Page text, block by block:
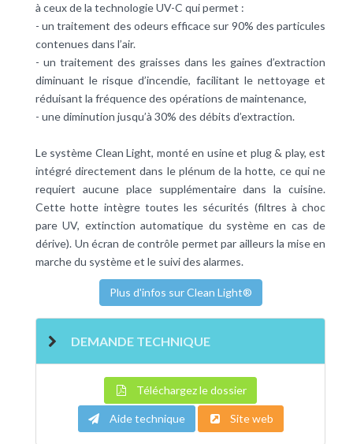
à ceux de la technologie UV-C qui permet :
- un traitement des odeurs efficace sur 90% des particules
contenues dans l’air.
- un traitement des graisses dans les gaines d’extraction
diminuant le risque d’incendie, facilitant le nettoyage et
réduisant la fréquence des opérations de maintenance,
- une diminution jusqu’à 30% des débits d’extraction.
Le système Clean Light, monté en usine et plug & play, est
intégré directement dans le plénum de la hotte, ce qui ne
requiert aucune place supplémentaire dans la cuisine.
Cette hotte intègre toutes les sécurités (filtres à choc
pare UV, extinction automatique du système en cas de
dérive). Un écran de contrôle permet par ailleurs la mise en
marche du système et le suivi des alarmes.
Plus d'infos sur Clean Light®
DEMANDE TECHNIQUE
Téléchargez le dossier
Aide technique Site web